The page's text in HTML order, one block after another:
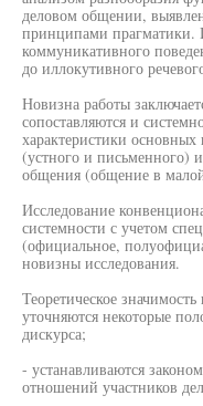
деловом общении,
принципами прагматики.
коммуникативного
до иллокутивного
Новизна работы
сопоставляются и
характеристики
(устного и письменного)
общения (общение в
Исследование
системности с учетом
(официальное,
новизны исследования.
Теоретическое
уточняются некоторые
дискурса;
- устанавливаются
отношений участников